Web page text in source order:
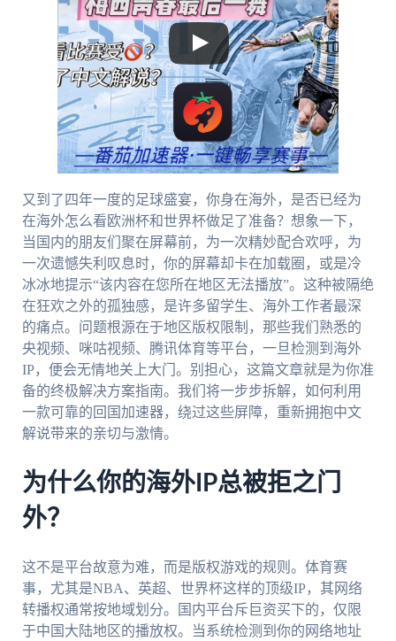
又到了四年一度的足球盛宴，你身在海外，是否已经为
在海外怎么看欧洲杯和世界杯做足了准备？想象一下，
当国内的朋友们聚在屏幕前，为一次精妙配合欢呼，为
一次遗憾失利叹息时，你的屏幕却卡在加载圈，或是冷
冰冰地提示“该内容在您所在地区无法播放”。这种被隔绝
在狂欢之外的孤独感，是许多留学生、海外工作者最深
的痛点。问题根源在于地区版权限制，那些我们熟悉的
央视频、咪咕视频、腾讯体育等平台，一旦检测到海外
IP，便会无情地关上大门。别担心，这篇文章就是为你准
备的终极解决方案指南。我们将一步步拆解，如何利用
一款可靠的回国加速器，绕过这些屏障，重新拥抱中文
解说带来的亲切与激情。
为什么你的海外IP总被拒之门
外？
这不是平台故意为难，而是版权游戏的规则。体育赛
事，尤其是NBA、英超、世界杯这样的顶级IP，其网络
转播权通常按地域划分。国内平台斥巨资买下的，仅限
于中国大陆地区的播放权。当系统检测到你的网络地址